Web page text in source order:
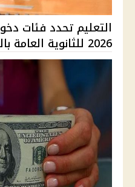
التعليم تحدد فئات
2026 للثانوية العامة بالد...